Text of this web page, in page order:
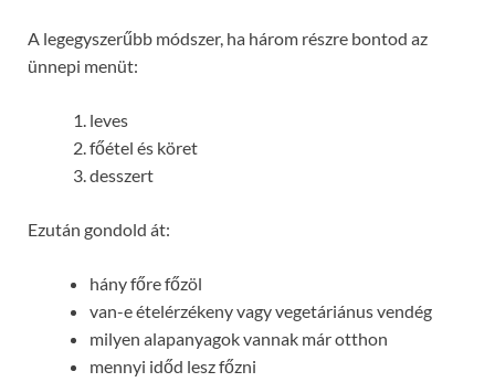
A legegyszerűbb módszer, ha három részre bontod az
ünnepi menüt:
leves
főétel és köret
desszert
Ezután gondold át:
hány főre főzöl
van-e ételérzékeny vagy vegetáriánus vendég
milyen alapanyagok vannak már otthon
mennyi időd lesz főzni